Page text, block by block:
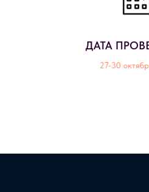
ДАТА
27-30